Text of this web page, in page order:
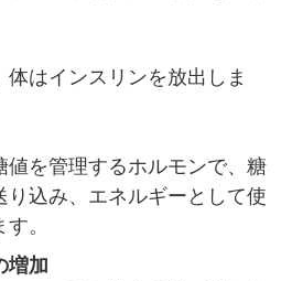
体はインスリンを放出しま
値を管理するホルモンで、糖
り込み、エネルギーとして使
。
増加